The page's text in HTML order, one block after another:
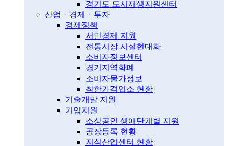
경기도 도시재생지원센터
산업ㆍ경제ㆍ투자
경제정책
서민경제 지원
전통시장 시설현대화
소비자정보센터
경기지역화폐
소비자물가정보
착한가격업소 현황
기술개발 지원
기업지원
소상공인 생애단계별 지원
공장등록 현황
지식산업센터 현황